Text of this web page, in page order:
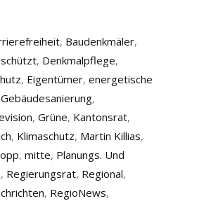
, Baudenkmäler,
, Denkmalpflege,
, Eigentümer, energetische
Gebäudesanierung,
, Grüne, Kantonsrat,
, Klimaschutz, Martin Killias,
, mitte, Planungs. Und
, Regierungsrat, Regional,
, RegioNews,